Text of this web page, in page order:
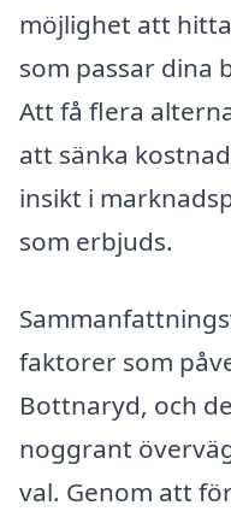
möjlighet att
som passar dina
Att få flera
att sänka
insikt i
som erbjuds.
faktorer som
Bottnaryd, och
noggrant
val. Genom att